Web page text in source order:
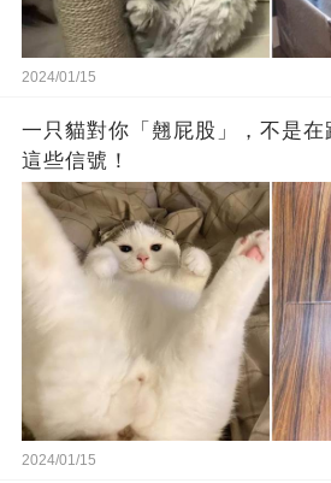
2024/01/15
一只貓對你「翹屁股」，不是
這些信號！
2024/01/15